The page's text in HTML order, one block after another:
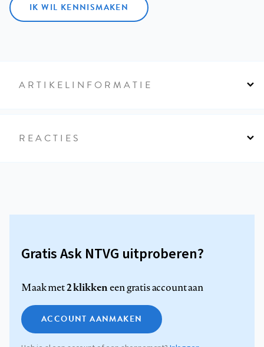
IK WIL KENNISMAKEN
ARTIKELINFORMATIE
REACTIES
Gratis Ask NTVG uitproberen?
Maak met2 klikkeneen gratis account aan
ACCOUNT AANMAKEN